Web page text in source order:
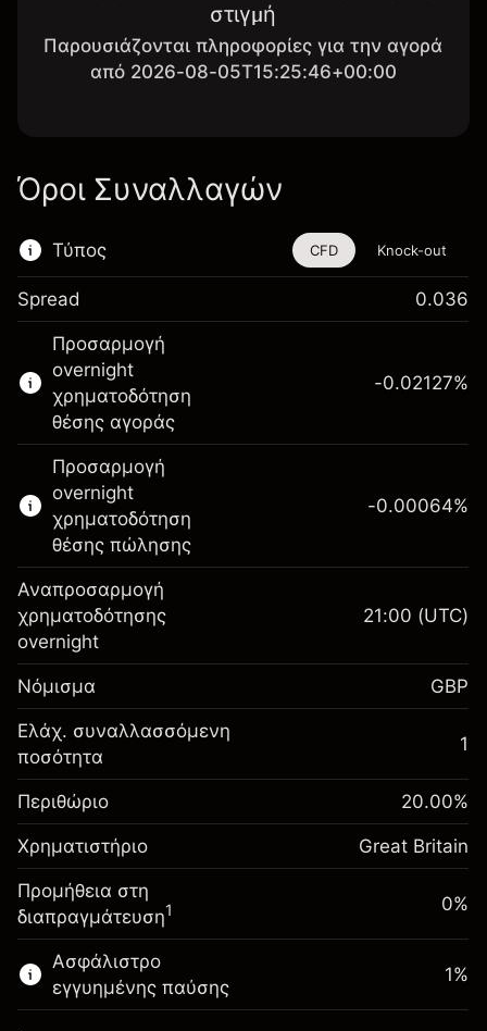
στιγμή
Παρουσιάζονται πληροφορίες για την αγορά
από 2026-08-05T15:25:46+00:00
Όροι Συναλλαγών
Τύπος
Αυτό το χρηματοοικονομικό εργαλείο είναι
διαθέσιμο για διαπραγμάτευση μέσω CFDs
και Knock-outs.
Μάθετε περισσότερα σχετικά με:
CFDs
Knock-outs
CFD Knock-out
Spread 0.036
Προσαρμογή
overnight
χρηματοδότηση
θέσης αγοράς
Περιθώριο. Η επένδυσή
σας
£1,000.00
Αναπροσαρμογή
χρηματοδότησης κατά
τη διάρκεια της νύχτας
Χρεώσεις από την πλήρη αξία
της θέσης
-0.021273
Μέγεθος διαπραγμάτευσης με μόχλευση
~£5,000.00
Χρήματα από μόχλευση ~
£4,000.00
Πηγαίνετε στην πλατφόρμα
-0.02127%
Προσαρμογή
overnight
χρηματοδότηση
θέσης πώλησης
Περιθώριο. Η επένδυσή
σας
Αναπροσαρμογή
χρηματοδότησης κατά
τη διάρκεια της νύχτας
Χρεώσεις από την πλήρη αξία
της θέσης
-0.000645
%
(-£0.03)
Μέγεθος διαπραγμάτευσης με μόχλευση
£5,000.00
Χρήματα από μόχλευση ~
-0.00064%
Αναπροσαρμογή
χρηματοδότησης
overnight
21:00 (UTC)
Νόμισμα GBP
Ελάχ. συναλλασσόμενη
ποσότητα
1
Περιθώριο 20.00%
Χρηματιστήριο Great Britain
Προμήθεια στη
διαπραγμάτευση1 0%
Ασφάλιστρο
εγγυημένης παύσης
1%